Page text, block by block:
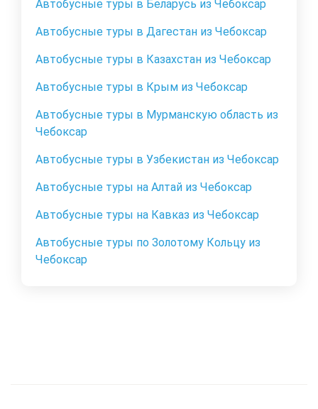
Автобусные туры в Беларусь из Чебоксар
Автобусные туры в Дагестан из Чебоксар
Автобусные туры в Казахстан из Чебоксар
Автобусные туры в Крым из Чебоксар
Автобусные туры в Мурманскую область из
Чебоксар
Автобусные туры в Узбекистан из Чебоксар
Автобусные туры на Алтай из Чебоксар
Автобусные туры на Кавказ из Чебоксар
Автобусные туры по Золотому Кольцу из
Чебоксар